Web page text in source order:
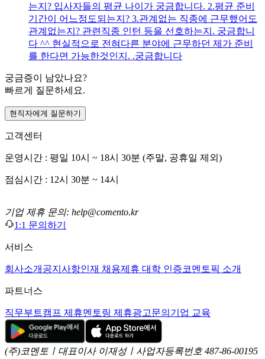
는지? 입사자들의 평균 나이가 궁금합니다. 2.평균 준비
기간이 어느정도되는지? 3.관계없는 직종에 근무했어도
관계없는지? 관련직종 인턴 등을 선호하는지. 궁금합니
다 ^^ 현실적으로 전혀다른 분야에 근무하던 제가 준비
를 한다면 가능한것인지. .궁금합니다
궁금증이 남았나요?
빠르게 질문하세요.
현직자에게 질문하기
고객센터
운영시간 : 평일 10시 ~ 18시 30분 (주말, 공휴일 제외)
점심시간 : 12시 30분 ~ 14시
기업 제휴 문의: help@comento.kr
1:1 문의하기
서비스
회사소개 공지사항인재 채용제휴 대학 인증코멘토픽 소개
파트너스
직무부트캠프 제휴멘토링 제휴광고문의 기업 교육
(주)코멘토ㅣ대표이사 이재성ㅣ사업자등록번호 487-86-00195